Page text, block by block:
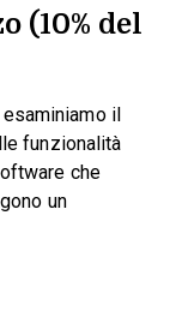
(10% del
il
funzionalità
che
un